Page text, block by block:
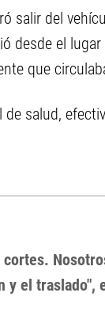
salir del
desde el
que
salud,
y el traslado",